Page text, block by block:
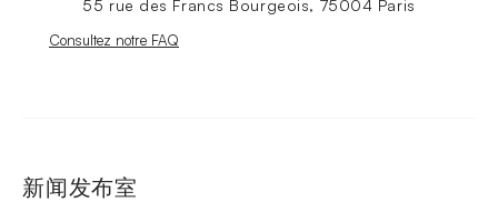
55 rue des Francs Bourgeois, 75004 Paris
Nouvelle fenêtre
Consultez notre FAQ
新闻发布室